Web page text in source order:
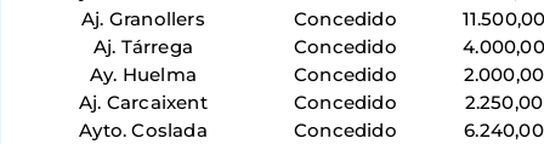
Aj. Granollers
Concedido
Aj. Tárrega
Concedido
4.000,00
Ay. Huelma
Concedido
2.000,00
Aj. Carcaixent
Concedido
2.250,00
Ayto. Coslada
Concedido
6.240,00